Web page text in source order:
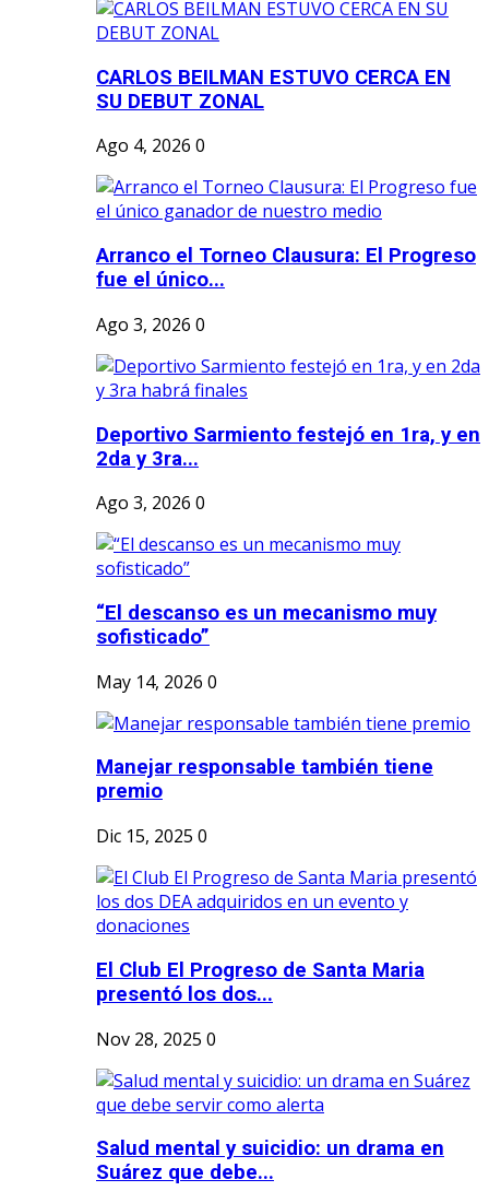
CARLOS BEILMAN ESTUVO CERCA EN
SU DEBUT ZONAL
Ago 4, 2026 0
Arranco el Torneo Clausura: El Progreso
fue el único...
Ago 3, 2026 0
Deportivo Sarmiento festejó en 1ra, y en
2da y 3ra...
Ago 3, 2026 0
“El descanso es un mecanismo muy
sofisticado”
May 14, 2026 0
Manejar responsable también tiene
premio
Dic 15, 2025 0
El Club El Progreso de Santa Maria
presentó los dos...
Nov 28, 2025 0
Salud mental y suicidio: un drama en
Suárez que debe...